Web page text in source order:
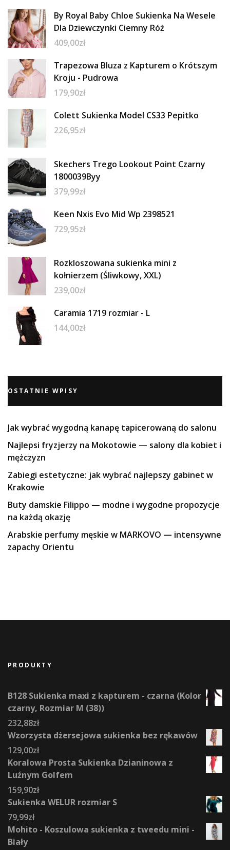
By Royal Baby Chloe Sukienka Na Wesele
Dla Dziewczynki Ciemny Róż
409,00zł
Trapezowa Bluza z Kapturem o Krótszym
Kroju - Pudrowa
179,90zł
Colett Sukienka Model CS33 Pepitko
226,95zł
Skechers Trego Lookout Point Czarny
1800039Byy
379,99zł
Keen Nxis Evo Mid Wp 2398521
729,95zł
Rozkloszowana sukienka mini z
kołnierzem (Śliwkowy, XXL)
239,00zł
Caramia 1719 rozmiar - L
144,00zł
OSTATNIE WPISY
Jak wybrać wygodną kanapę tapicerowaną do salonu
Najlepsi fryzjerzy na Mokotowie — salony dla kobiet i
mężczyzn
Zabiegi estetyczne: jak wybrać najlepszy gabinet w
Krakowie
Buty damskie Filippo — modne i wygodne propozycje
na każdą okazję
Arabskie perfumy męskie w MARKOVO — intensywne
zapachy Orientu
PRODUKTY
B128 Sukienka maxi z kapturem - czarna (Kolor
czarny, Rozmiar M (38))
232,88zł
Wzorzysta dżersejowa sukienka bez rękawów
129,00zł
Koralowa Prosta Sukienka Dzianinowa z
Luźnym Golfem
159,90zł
Sukienka WELUR rozmiar S
79,99zł
Mohito - Koszulowa sukienka z tweedu mini -
Biały